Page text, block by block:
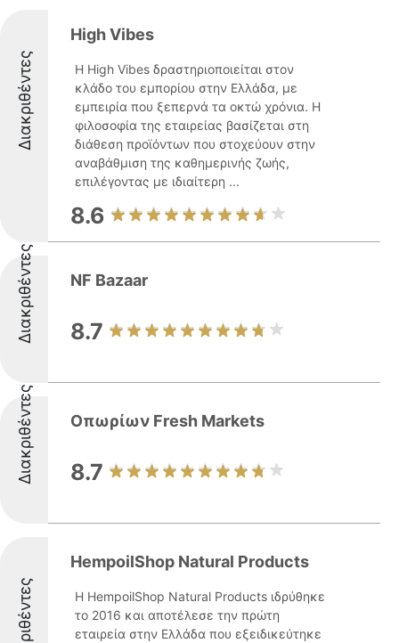
Διακριθέντες
High Vibes
Η High Vibes δραστηριοποιείται στον
κλάδο του εμπορίου στην Ελλάδα, με
εμπειρία που ξεπερνά τα οκτώ χρόνια. Η
φιλοσοφία της εταιρείας βασίζεται στη
διάθεση προϊόντων που στοχεύουν στην
αναβάθμιση της καθημερινής ζωής,
επιλέγοντας με ιδιαίτερη ...
8.6
Διακριθέντες NF Bazaar
8.7
Διακριθέντες Οπωρίων Fresh Markets
8.7
HempoilShop Natural Products
Η HempoilShop Natural Products ιδρύθηκε
το 2016 και αποτέλεσε την πρώτη
εταιρεία στην Ελλάδα που εξειδικεύτηκε